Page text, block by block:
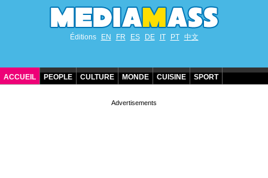
Éditions EN FR ES DE IT PT 中文
ACCUEIL PEOPLE CULTURE MONDE CUISINE SPORT